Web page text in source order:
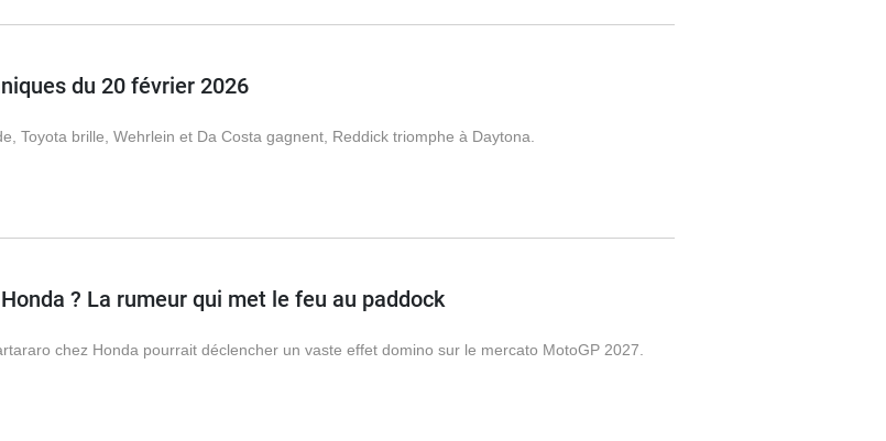
du 20 février 2026
Toyota brille, Wehrlein et Da Costa gagnent, Reddick triomphe à Daytona.
? La rumeur qui met le feu au paddock
chez Honda pourrait déclencher un vaste effet domino sur le mercato MotoGP 2027.